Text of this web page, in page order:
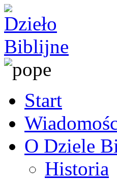
Start
O Dziele
Historia